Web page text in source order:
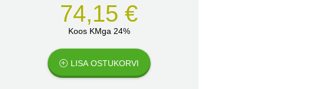
74,15 €
Koos KMga 24%
LISA OSTUKORVI